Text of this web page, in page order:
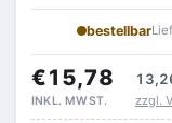
bestellbar
€15,78
INKL. MWST. zzgl.